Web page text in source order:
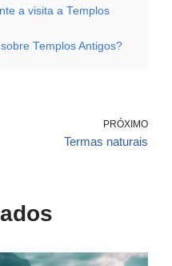
a visita a Templos
Templos Antigos?
PRÓXIMO
Termas naturais